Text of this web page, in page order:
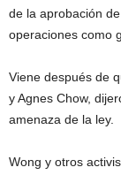
de la aprobación
operaciones como
Viene después de
y Agnes Chow,
amenaza de la ley.
Wong y otros